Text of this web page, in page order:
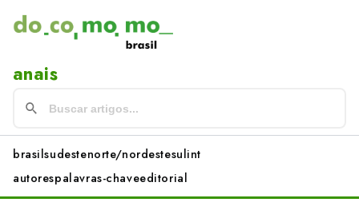
anais
brasilsudestenorte/nordestesulint
autorespalavras-chaveeditorial